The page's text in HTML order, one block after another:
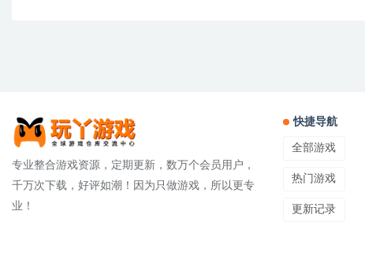
专业整合游戏资源，定期更新，数万个会员用户，
千万次下载，好评如潮！因为只做游戏，所以更专
业！
快捷导航
全部游戏
热门游戏
更新记录